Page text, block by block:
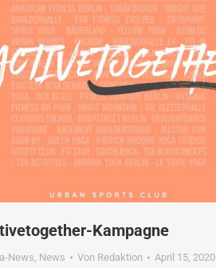
Kampagne
News, News Von Redaktion April 15, 2020